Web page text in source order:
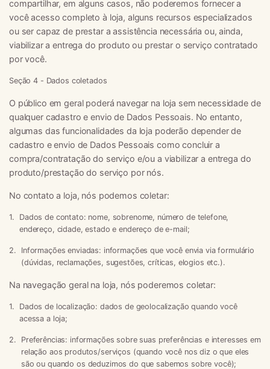
compartilhar, em alguns casos, não poderemos fornecer a
você acesso completo à loja, alguns recursos especializados
ou ser capaz de prestar a assistência necessária ou, ainda,
viabilizar a entrega do produto ou prestar o serviço contratado
por você.
Seção 4 - Dados coletados
O público em geral poderá navegar na loja sem necessidade de
qualquer cadastro e envio de Dados Pessoais. No entanto,
algumas das funcionalidades da loja poderão depender de
cadastro e envio de Dados Pessoais como concluir a
compra/contratação do serviço e/ou a viabilizar a entrega do
produto/prestação do serviço por nós.
No contato a loja, nós podemos coletar:
Dados de contato: nome, sobrenome, número de telefone,
endereço, cidade, estado e endereço de e-mail;
Informações enviadas: informações que você envia via formulário
(dúvidas, reclamações, sugestões, críticas, elogios etc.).
Na navegação geral na loja, nós poderemos coletar:
Dados de localização: dados de geolocalização quando você
acessa a loja;
Preferências: informações sobre suas preferências e interesses em
relação aos produtos/serviços (quando você nos diz o que eles
são ou quando os deduzimos do que sabemos sobre você);